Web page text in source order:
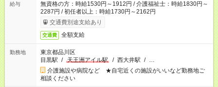
給与
無資格の方：時給1530円～1912円 / 介護福祉士：時給1830円～
2287円 / 初任者以上：時給1730円～2162円
交通費別途支給あり
交通費 全額支給
勤務地
東京都品川区
目黒駅 / 天王洲アイル駅 / 西大井駅 / …
介護施設や病院など ★自宅近くの施設がいいなど勤務地ご
相談ください